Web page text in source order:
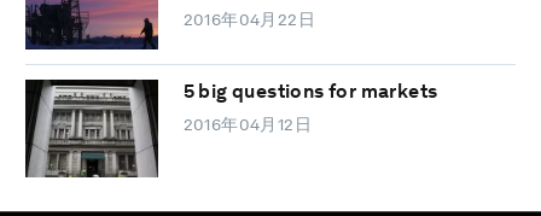
2016年04月22日
5 big questions for markets
2016年04月12日